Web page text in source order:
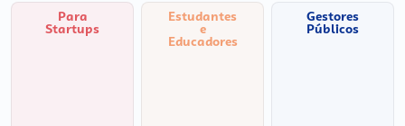
Para
Startups
Estudantes
e
Educadores
Gestores
Públicos